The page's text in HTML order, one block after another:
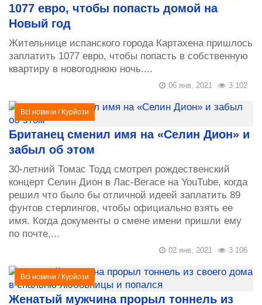
1077 евро, чтобы попасть домой на
Новый год
Жительнице испанского города Картахена пришлось
заплатить 1077 евро, чтобы попасть в собственную
квартиру в новогоднюю ночь....
3 102
06 янв, 2021
Всі новини / Курйози
Британец сменил имя на «Селин Дион» и
забыл об этом
30-летний Томас Тодд смотрел рождественский
концерт Селин Дион в Лас-Вегасе на YouTube, когда
решил что было бы отличной идеей заплатить 89
фунтов стерлингов, чтобы официально взять ее
имя. Когда документы о смене имени пришли ему
по почте,...
3 106
02 янв, 2021
Всі новини / Курйози
Женатый мужчина прорыл тоннель из